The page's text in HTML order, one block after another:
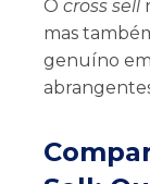
O cross sell
mas
genuíno em